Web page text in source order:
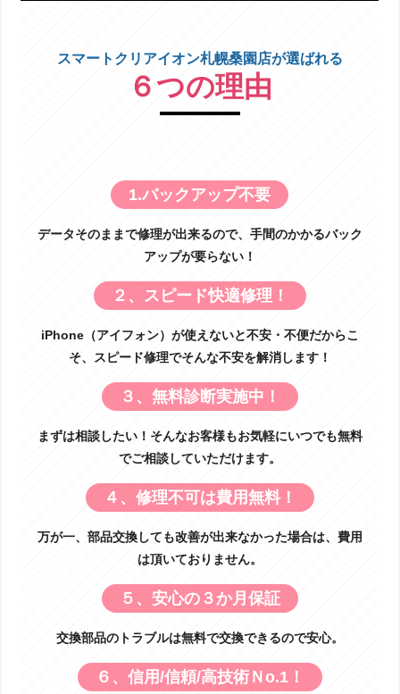
スマートクリアイオン札幌桑園店が選ばれる
６つの理由
1.バックアップ不要
データそのままで修理が出来るので、手間のかかるバック
アップが要らない！
２、スピード快適修理！
iPhone（アイフォン）が使えないと不安・不便だからこ
そ、スピード修理でそんな不安を解消します！
３、無料診断実施中！
まずは相談したい！そんなお客様もお気軽にいつでも無料
でご相談していただけます。
４、修理不可は費用無料！
万が一、部品交換しても改善が出来なかった場合は、費用
は頂いておりません。
５、安心の３か月保証
交換部品のトラブルは無料で交換できるので安心。
６、信用/信頼/高技術Ｎo.1！